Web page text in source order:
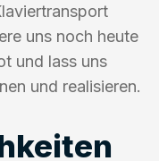
uns noch heute
und lass uns
und realisieren.